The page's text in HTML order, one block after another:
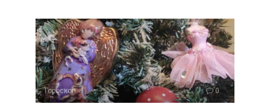
Гороскоп 0